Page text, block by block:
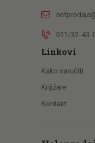
011/32-43-
Linkovi
Kako naručiti
Knjižare
Kontakt